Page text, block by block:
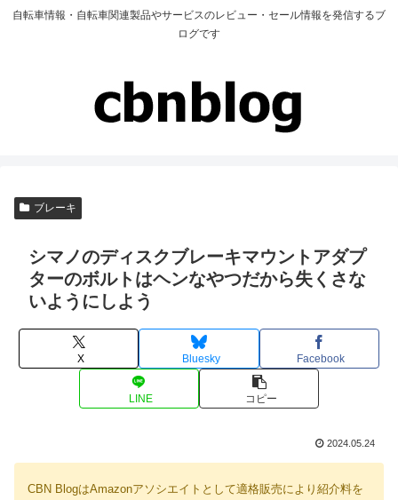
自転車情報・自転車関連製品やサービスのレビュー・セール情報を発信するブ
ログです
ブレーキ
シマノのディスクブレーキマウントアダプ
ターのボルトはヘンなやつだから失くさな
いようにしよう
X Bluesky Facebook
LINE コピー
2024.05.24
CBN BlogはAmazonアソシエイトとして適格販売により紹介料を